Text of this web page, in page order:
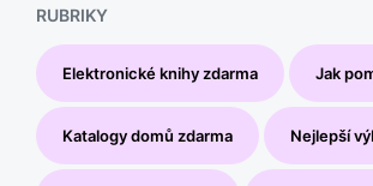
RUBRIKY
Elektronické knihy zdarma Jak
Katalogy domů zdarma Nejlepší